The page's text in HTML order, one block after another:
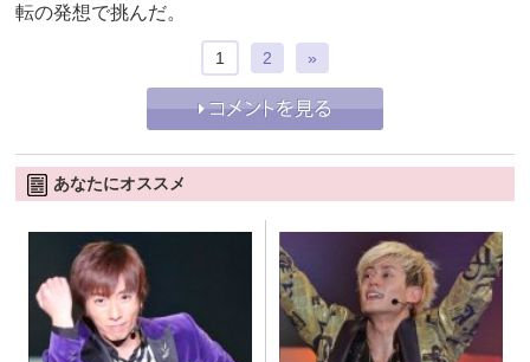
転の発想で挑んだ。
1 2 »
あなたにオススメ